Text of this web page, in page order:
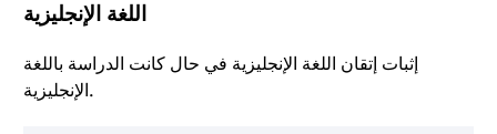
اللغة الإنجليزية
إثبات إتقان اللغة الإنجليزية في حال كانت الدراسة باللغة
الإنجليزية.